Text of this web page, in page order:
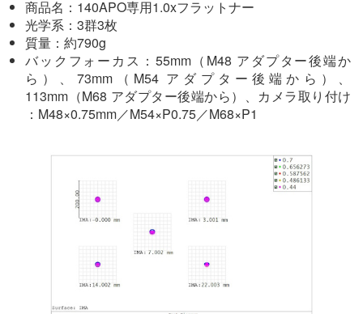
商品名：140APO専用1.0xフラットナー
光学系：3群3枚
質量：約790g
バックフォーカス：55mm（M48 アダプター後端か
ら）、73mm（M54 アダプター後端から）、
113mm（M68 アダプター後端から）、カメラ取り付け
：M48×0.75mm／M54×P0.75／M68×P1